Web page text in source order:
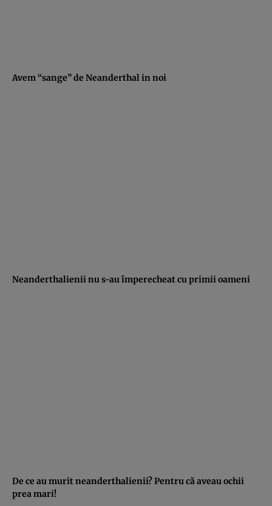
Avem “sange” de Neanderthal in noi
Neanderthalienii nu s-au împerecheat cu primii oameni
De ce au murit neanderthalienii? Pentru că aveau ochii
prea mari!